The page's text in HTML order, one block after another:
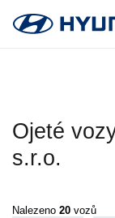
Ojeté
s.r.o.
Nalezeno 20 vozů